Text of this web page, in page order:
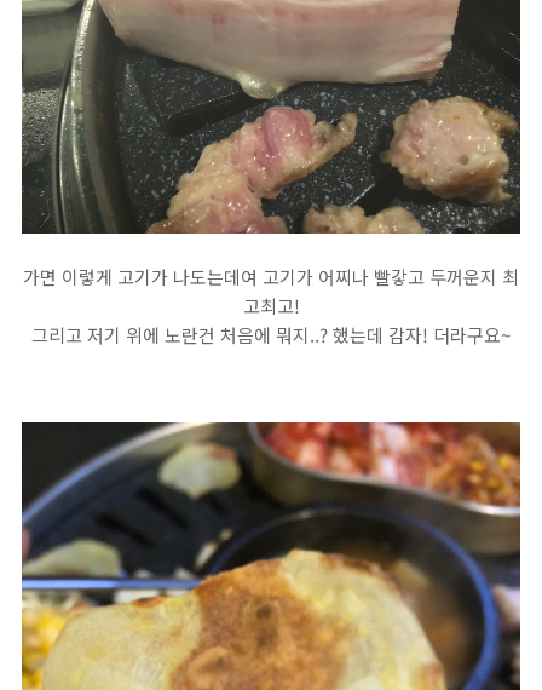
가면 이렇게 고기가 나도는데여 고기가 어찌나 빨갛고 두꺼운지 최
고최고!
그리고 저기 위에 노란건 처음에 뭐지..? 했는데 감자! 더라구요~